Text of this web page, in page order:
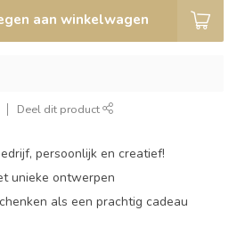
aan winkelwagen
Deel dit product
persoonlijk en creatief!
unieke ontwerpen
als een prachtig cadeau